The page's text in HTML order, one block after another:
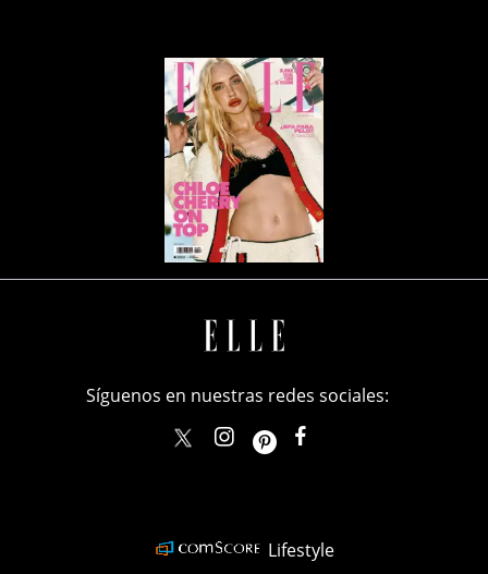
Síguenos en nuestras redes sociales:
elle_mexicoellemexico
Lifestyle